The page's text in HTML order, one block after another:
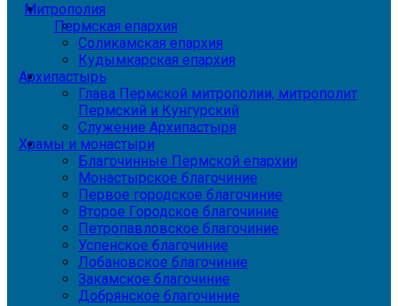
Митрополия
Пермская епархия
Соликамская епархия
Кудымкарская епархия
Архипастырь
Глава Пермской митрополии, митрополит
Пермский и Кунгурский
Служение Архипастыря
Храмы и монастыри
Благочинные Пермской епархии
Монастырское благочиние
Первое городское благочиние
Второе Городское благочиние
Петропавловское благочиние
Успенское благочиние
Лобановское благочиние
Закамское благочиние
Добрянское благочиние